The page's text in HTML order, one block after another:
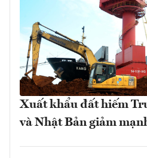
Xuất khẩu đất hiếm
và Nhật Bản giảm